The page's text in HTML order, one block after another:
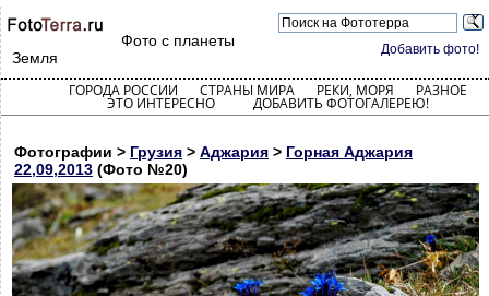
Добавить фото!
Фото с планеты
Земля
ГОРОДА РОССИИ СТРАНЫ МИРА РЕКИ, МОРЯ РАЗНОЕ
ЭТО ИНТЕРЕСНО ДОБАВИТЬ ФОТОГАЛЕРЕЮ!
Фотографии > Грузия > Аджария > Горная Аджария
22,09,2013 (Фото №20)